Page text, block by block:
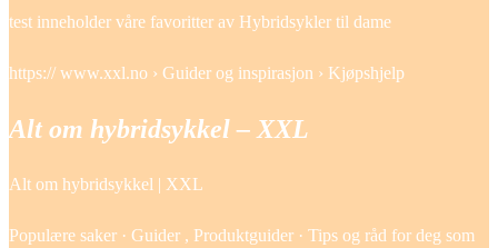
test inneholder våre favoritter av Hybridsykler til dame
https:// www.xxl.no › Guider og inspirasjon › Kjøpshjelp
Alt om hybridsykkel – XXL
Alt om hybridsykkel | XXL
Populære saker · Guider , Produktguider · Tips og råd for deg som